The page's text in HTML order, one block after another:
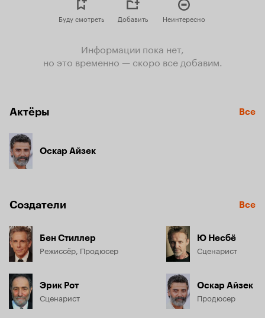
Буду смотреть Добавить Неинтересно
Информации пока нет,
но это временно — скоро все добавим.
Актёры Все
Оскар Айзек
Создатели Все
Бен Стиллер
Режиссёр, Продюсер
Эрик Рот
Сценарист
Ю Несбё
Сценарист
Оскар Айзек
Продюсер